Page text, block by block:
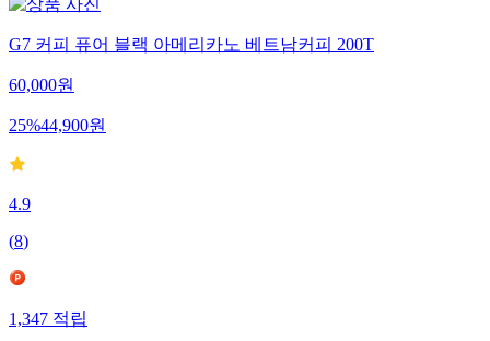
G7 커피 퓨어 블랙 아메리카노 베트남커피 200T
60,000원
25%44,900원
4.9
(8)
1,347적립